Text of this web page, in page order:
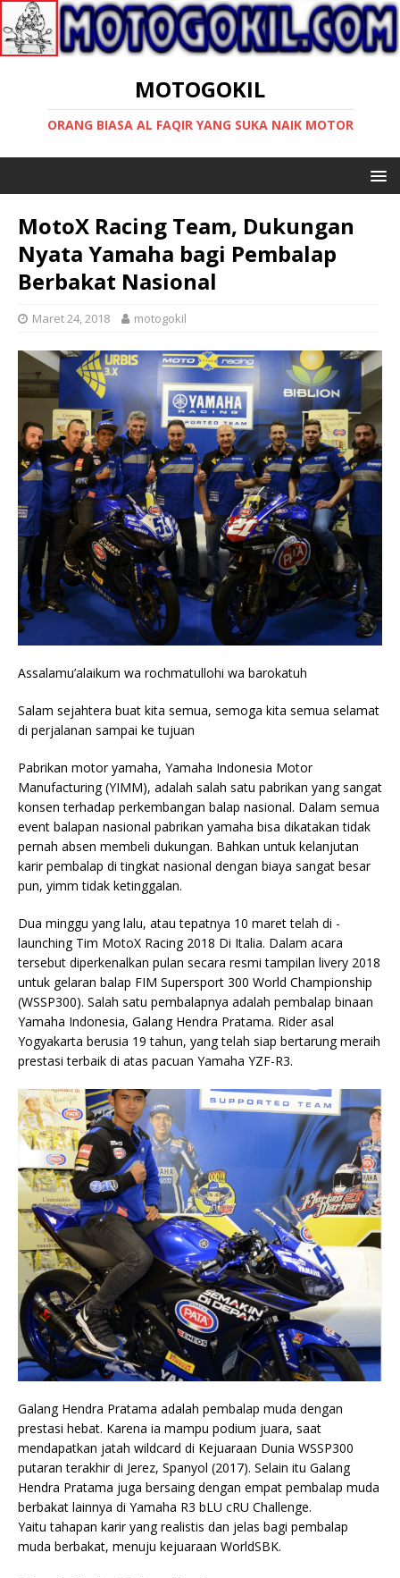
MOTOGOKIL
ORANG BIASA AL FAQIR YANG SUKA NAIK MOTOR
MotoX Racing Team, Dukungan
Nyata Yamaha bagi Pembalap
Berbakat Nasional
Maret 24, 2018 motogokil
Assalamu’alaikum wa rochmatullohi wa barokatuh
Salam sejahtera buat kita semua, semoga kita semua selamat
di perjalanan sampai ke tujuan
Pabrikan motor yamaha, Yamaha Indonesia Motor
Manufacturing (YIMM), adalah salah satu pabrikan yang sangat
konsen terhadap perkembangan balap nasional. Dalam semua
event balapan nasional pabrikan yamaha bisa dikatakan tidak
pernah absen membeli dukungan. Bahkan untuk kelanjutan
karir pembalap di tingkat nasional dengan biaya sangat besar
pun, yimm tidak ketinggalan.
Dua minggu yang lalu, atau tepatnya 10 maret telah di -
launching Tim MotoX Racing 2018 Di Italia. Dalam acara
tersebut diperkenalkan pulan secara resmi tampilan livery 2018
untuk gelaran balap FIM Supersport 300 World Championship
(WSSP300). Salah satu pembalapnya adalah pembalap binaan
Yamaha Indonesia, Galang Hendra Pratama. Rider asal
Yogyakarta berusia 19 tahun, yang telah siap bertarung meraih
prestasi terbaik di atas pacuan Yamaha YZF-R3.
Galang Hendra Pratama adalah pembalap muda dengan
prestasi hebat. Karena ia mampu podium juara, saat
mendapatkan jatah wildcard di Kejuaraan Dunia WSSP300
putaran terakhir di Jerez, Spanyol (2017). Selain itu Galang
Hendra Pratama juga bersaing dengan empat pembalap muda
berbakat lainnya di Yamaha R3 bLU cRU Challenge.
Yaitu tahapan karir yang realistis dan jelas bagi pembalap
muda berbakat, menuju kejuaraan WorldSBK.